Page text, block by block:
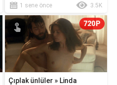
1 sene önce
3.5K
720P
Çıplak ünlüler » Linda